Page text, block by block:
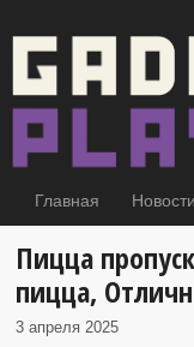
Главная Новости
Пицца
пицца,
3 апреля 2025